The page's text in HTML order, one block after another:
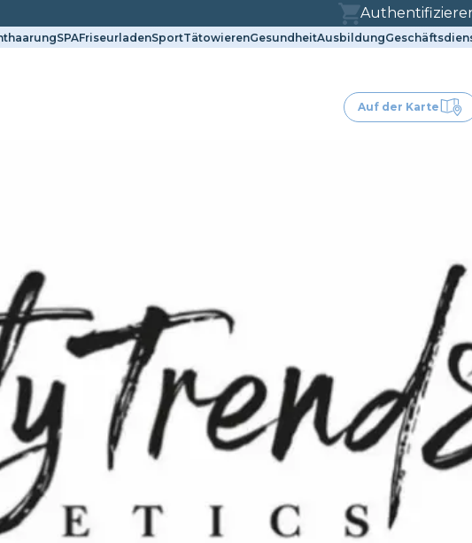
SPAFriseurladenSportTätowierenGesundheitAusbildung
Auf der Karte